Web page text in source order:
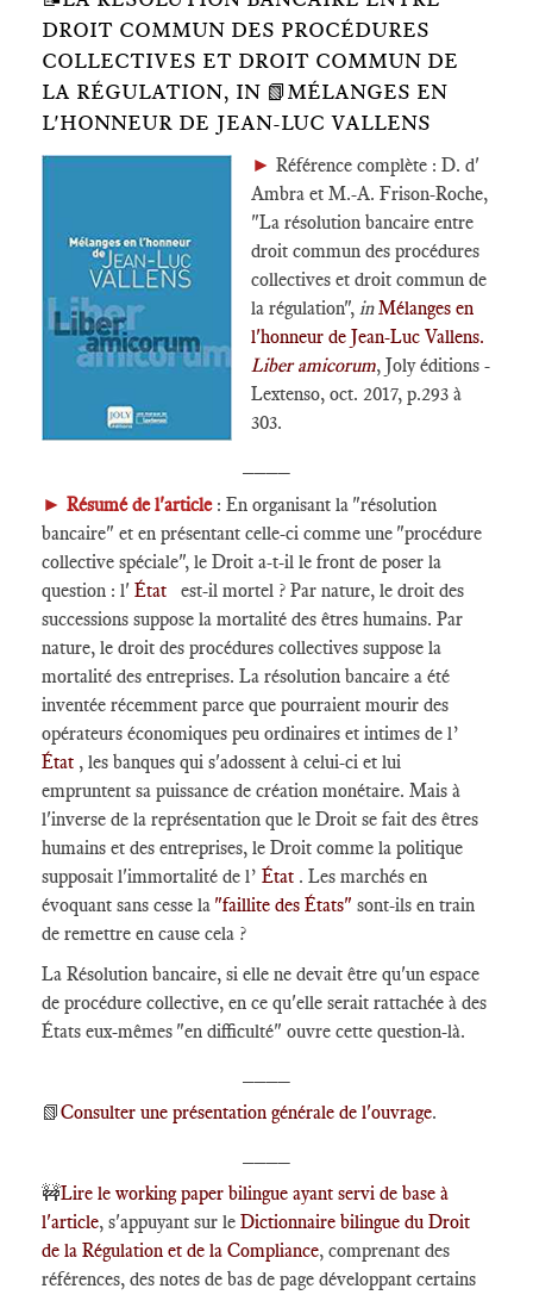
DROIT COMMUN DES PROCÉDURES
COLLECTIVES ET DROIT COMMUN DE
LA RÉGULATION, IN 📗MÉLANGES EN
L'HONNEUR DE JEAN-LUC VALLENS
► Référence complète : D. d'
Ambra et M.-A. Frison-Roche,
"La résolution bancaire entre
droit commun des procédures
collectives et droit commun de
la régulation", inMélanges en
l'honneur de Jean-Luc Vallens.
Liber amicorum, Joly éditions -
Lextenso, oct. 2017, p.293 à
303.
► Résumé de l'article: En organisant la "résolution
bancaire" et en présentant celle-ci comme une "procédure
collective spéciale", le Droit a-t-il le front de poser la
question : l' État est-il mortel ? Par nature, le droit des
successions suppose la mortalité des êtres humains. Par
nature, le droit des procédures collectives suppose la
mortalité des entreprises. La résolution bancaire a été
inventée récemment parce que pourraient mourir des
opérateurs économiques peu ordinaires et intimes de l’
État , les banques qui s'adossent à celui-ci et lui
empruntent sa puissance de création monétaire. Mais à
l'inverse de la représentation que le Droit se fait des êtres
humains et des entreprises, le Droit comme la politique
supposait l'immortalité de l’ État . Les marchés en
évoquant sans cesse la "faillite des États" sont-ils en train
de remettre en cause cela ?
La Résolution bancaire, si elle ne devait être qu'un espace
de procédure collective, en ce qu'elle serait rattachée à des
États eux-mêmes "en difficulté" ouvre cette question-là.
📗Consulter une présentation générale de l'ouvrage.
🚧Lire le working paper bilingue ayant servi de base à
l'article, s'appuyant sur le Dictionnaire bilingue du Droit
de la Régulation et de la Compliance, comprenant des
références, des notes de bas de page développant certains